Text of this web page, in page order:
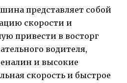
представляет собой
скорости и
привести в восторг
водителя,
и высокие
скорость и быстрое